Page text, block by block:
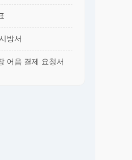
방서
어음 결제 요청서